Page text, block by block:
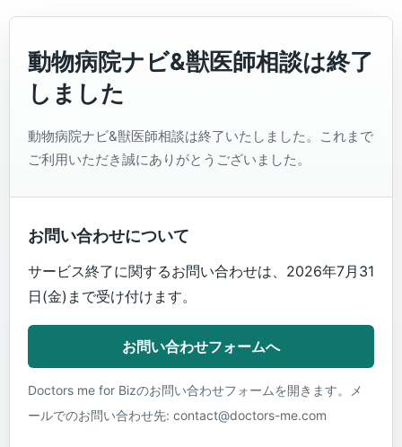
動物病院ナビ&獣医師相談は終了
しました
動物病院ナビ&獣医師相談は終了いたしました。これまで
ご利用いただき誠にありがとうございました。
お問い合わせについて
サービス終了に関するお問い合わせは、2026年7月31
日(金)まで受け付けます。
お問い合わせフォームへ
Doctors me for Bizのお問い合わせフォームを開きます。メ
ールでのお問い合わせ先: contact@doctors-me.com